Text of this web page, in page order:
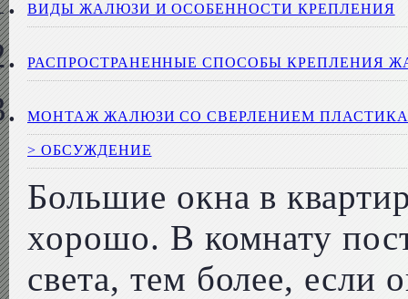
ВИДЫ ЖАЛЮЗИ И ОСОБЕННОСТИ КРЕПЛЕНИЯ
РАСПРОСТРАНЕННЫЕ СПОСОБЫ КРЕПЛЕНИЯ
МОНТАЖ ЖАЛЮЗИ СО СВЕРЛЕНИЕМ
> ОБСУЖДЕНИЕ
Большие окна в
хорошо. В комнату
света, тем более, если